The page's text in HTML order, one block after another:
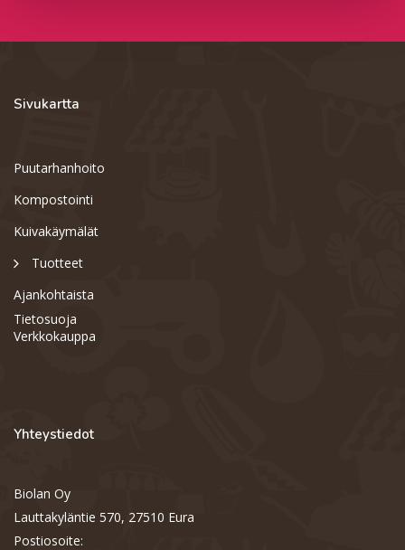
Sivukartta
Puutarhanhoito
Kompostointi
Kuivakäymälät
Tuotteet
Ajankohtaista
Tietosuoja
Verkkokauppa
Yhteystiedot
Biolan Oy
Lauttakyläntie 570, 27510 Eura
Postiosoite:
S
Hi there! How can we help you